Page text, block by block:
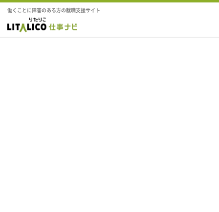
働くことに障害のある方の就職支援サイト